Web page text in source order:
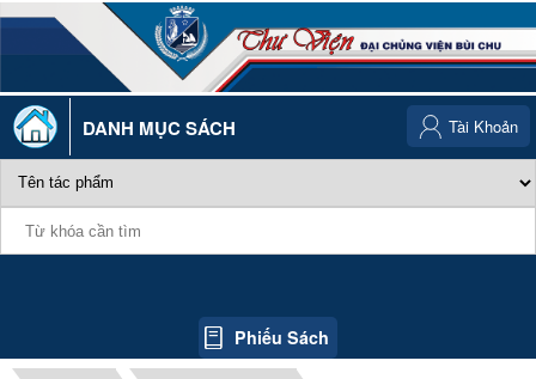
DANH MỤC SÁCH
Phiếu Sách
Tài Khoản